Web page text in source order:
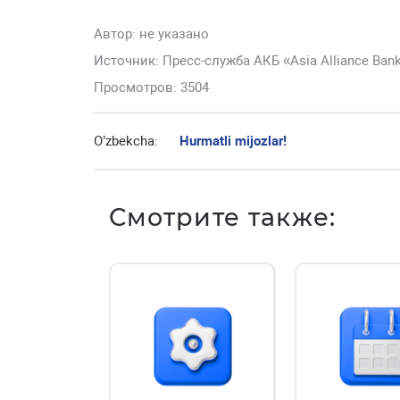
Автор: не указано
Источник: Пресс-служба АКБ «Asia Alliance
Просмотров: 3504
O’zbekcha: Hurmatli mijozlar!
Смотрите также: